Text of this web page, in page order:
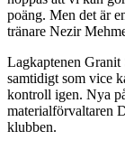
poäng. Men det är
tränare Nezir
Lagkaptenen Granit
samtidigt som vice
kontroll igen. Nya
materialförvaltaren
klubben.